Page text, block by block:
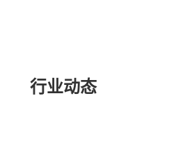
行业动态